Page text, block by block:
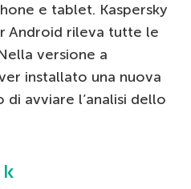
e tablet. Kaspersky
Android rileva tutte le
versione a
installato una nuova
di avviare l’analisi dello